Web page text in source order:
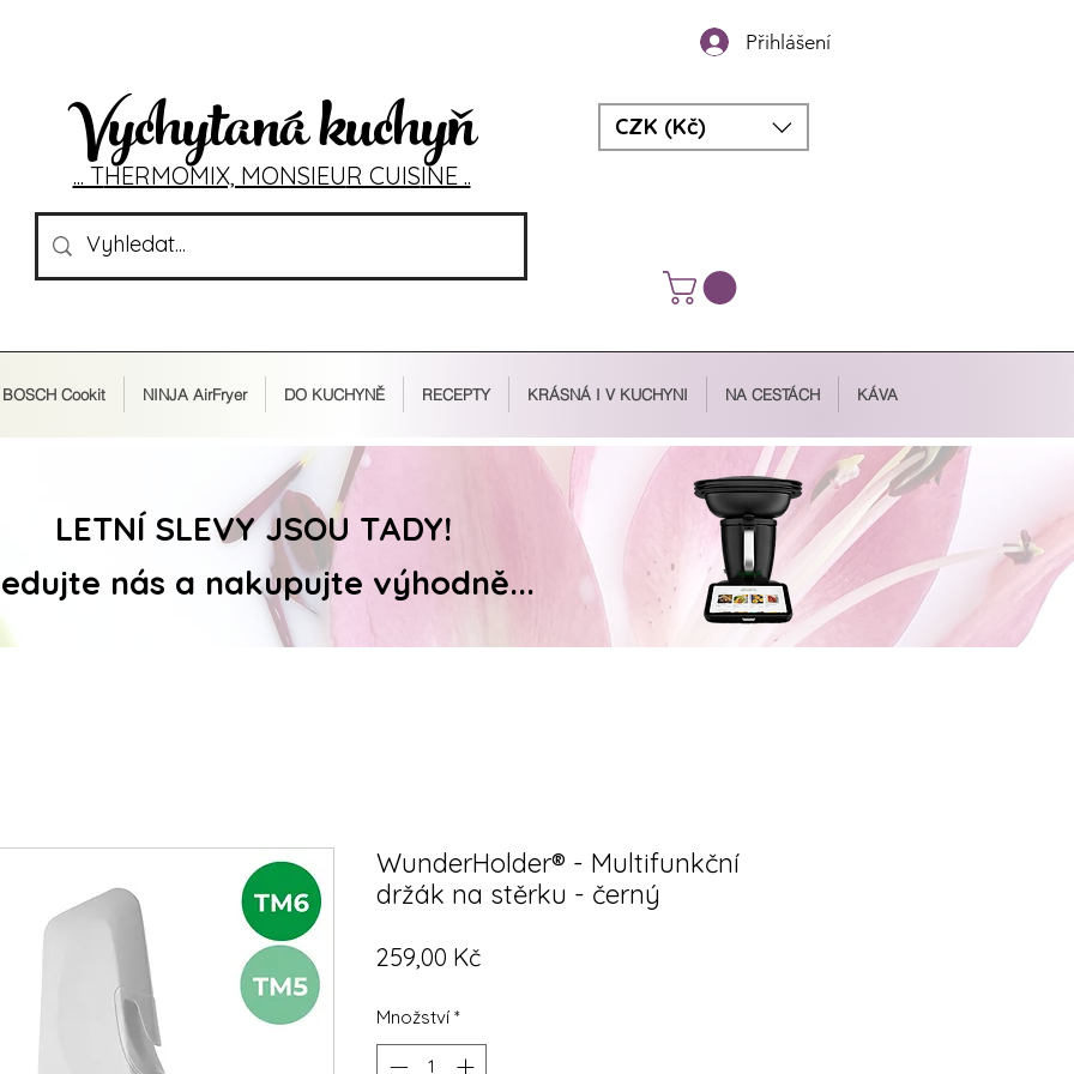
Přihlášení
Vychytaná kuchyň
... THERMOMIX, MONSIEUR CUISINE ..
CZK (Kč)
BOSCH Cookit NINJA AirFryer DO KUCHYNĚ RECEPTY KRÁSNÁ I V KUCHYNI NA CESTÁCH KÁVA
LETNÍ SLEVY JSOU TADY!
nás a nakupujte výhodně...
WunderHolder® - Multifunkční
držák na stěrku - černý
259,00 KčCena
Množství *